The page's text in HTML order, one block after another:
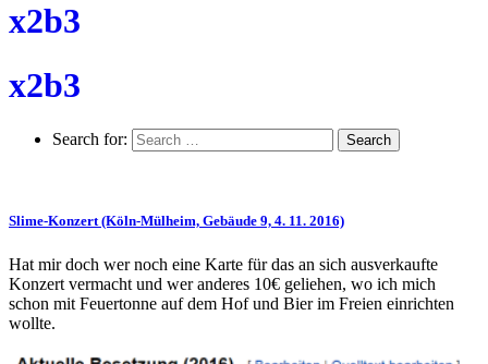
x2b3
x2b3
Search for: Search
Slime-Konzert (Köln-Mülheim, Gebäude 9, 4. 11. 2016)
Hat mir doch wer noch eine Karte für das an sich ausverkaufte
Konzert vermacht und wer anderes 10€ geliehen, wo ich mich
schon mit Feuertonne auf dem Hof und Bier im Freien einrichten
wollte.